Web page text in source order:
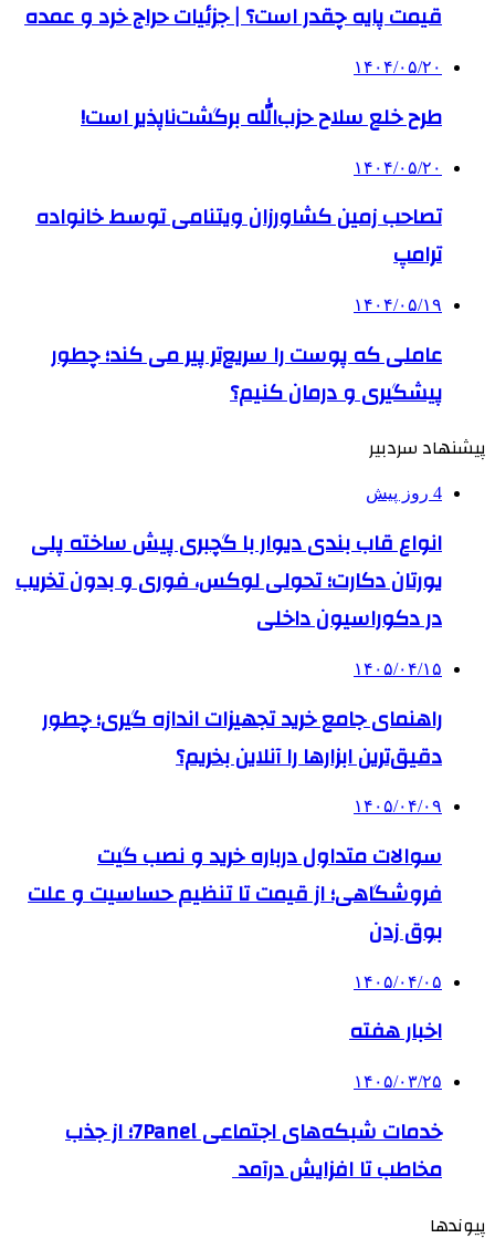
قیمت پایه چقدر است؟ | جزئیات حراج خرد و عمده
۱۴۰۴/۰۵/۲۰
طرح خلع سلاح حزب‌الله برگشت‌ناپذیر است!
۱۴۰۴/۰۵/۲۰
تصاحب زمین کشاورزان ویتنامی توسط خانواده
ترامپ
۱۴۰۴/۰۵/۱۹
عاملی که پوست را سریع‌تر پیر می کند؛ چطور
پیشگیری و درمان کنیم؟
پیشنهاد سردبیر
4 روز پیش
انواع قاب بندی دیوار با گچبری پیش ساخته پلی
یورتان دکارت؛ تحولی لوکس، فوری و بدون تخریب
در دکوراسیون داخلی
۱۴۰۵/۰۴/۱۵
راهنمای جامع خرید تجهیزات اندازه گیری؛ چطور
دقیق‌ترین ابزارها را آنلاین بخریم؟
۱۴۰۵/۰۴/۰۹
سوالات متداول درباره خرید و نصب گیت
فروشگاهی؛ از قیمت تا تنظیم حساسیت و علت
بوق زدن
۱۴۰۵/۰۴/۰۵
اخبار هفته
۱۴۰۵/۰۳/۲۵
خدمات شبکه‌های اجتماعی 7Panel؛ از جذب
مخاطب تا افزایش درآمد
پیوندها